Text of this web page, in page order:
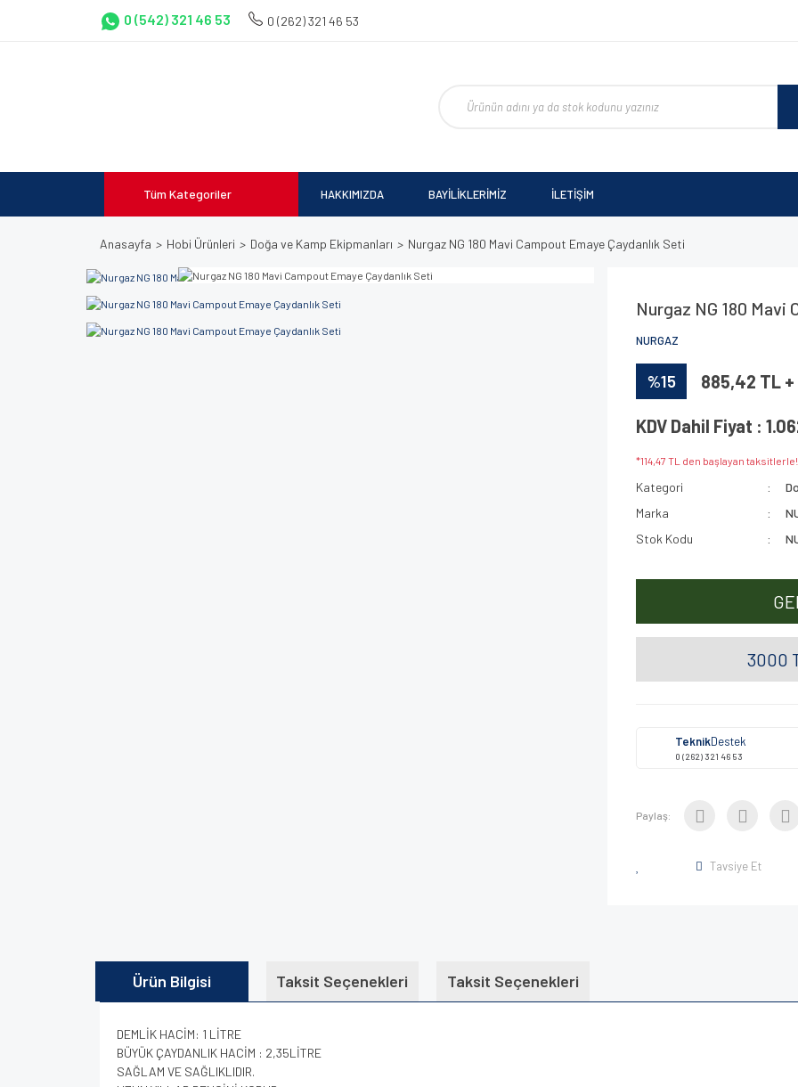
0 (542) 321 46 53 0 (262) 321 46 53
Tüm Kategoriler HAKKIMIZDA BAYİLİKLERİMİZ İLETİŞİM
Anasayfa Hobi Ürünleri Doğa ve Kamp Ekipmanları Nurgaz NG 180 Mavi Campout Emaye Çaydanlık Seti
Nurgaz NG 180 Mavi
NURGAZ
%15 885,42 TL +
KDV Dahil Fiyat :
*114,47 TL den başlayan taksitlerle!
Kategori
Marka
Stok Kodu
3000
TeknikDestek
0 (262) 321 46 53
Paylaş:
Tavsiye Et
Ürün Bilgisi Taksit Seçenekleri Taksit Seçenekleri
DEMLİK HACİM: 1 LİTRE
BÜYÜK ÇAYDANLIK HACİM : 2,35LİTRE
SAĞLAM VE SAĞLIKLIDIR.